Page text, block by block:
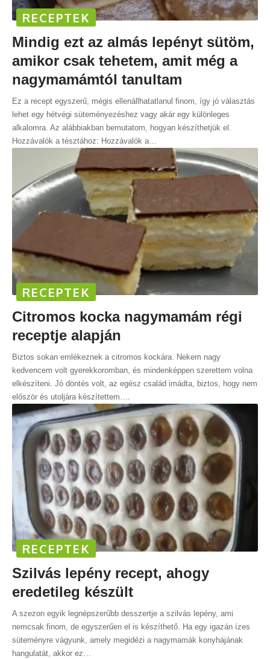
RECEPTEK
Mindig ezt az almás lepényt sütöm,
amikor csak tehetem, amit még a
nagymamámtól tanultam
Ez a recept egyszerű, mégis ellenállhatatlanul finom, így jó választás
lehet egy hétvégi süteményezéshez vagy akár egy különleges
alkalomra. Az alábbiakban bemutatom, hogyan készíthetjük el.
Hozzávalók a tésztához: Hozzávalók a
RECEPTEK
Citromos kocka nagymamám régi
receptje alapján
Biztos sokan emlékeznek a citromos kockára. Nekem nagy
kedvencem volt gyerekkoromban, és mindenképpen szerettem volna
elkészíteni. Jó döntés volt, az egész család imádta, biztos, hogy nem
először és utoljára készítettem.…
RECEPTEK
Szilvás lepény recept, ahogy
eredetileg készült
A szezon egyik legnépszerűbb desszertje a szilvás lepény, ami
nemcsak finom, de egyszerűen el is készíthető. Ha egy igazán ízes
süteményre vágyunk, amely megidézi a nagymamák konyhájának
hangulatát, akkor ez…